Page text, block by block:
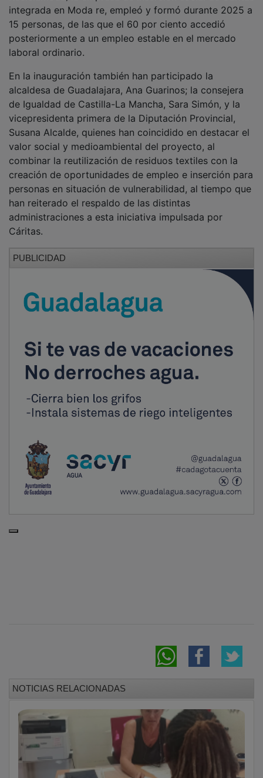
15 personas, de las que el 60 por ciento accedió
posteriormente a un empleo estable en el mercado
laboral ordinario.
alcaldesa de Guadalajara, Ana Guarinos; la consejera
de Igualdad de Castilla-La Mancha, Sara Simón, y la
vicepresidenta primera de la Diputación Provincial,
Susana Alcalde, quienes han coincidido en destacar el
valor social y medioambiental del proyecto, al
combinar la reutilización de residuos textiles con la
creación de oportunidades de empleo e inserción para
personas en situación de vulnerabilidad, al tiempo que
han reiterado el respaldo de las distintas
administraciones a esta iniciativa impulsada por
Cáritas.